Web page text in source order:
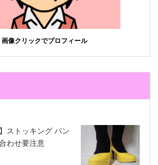
画像クリックでプロフィール
ストッキング パン
わせ要注意